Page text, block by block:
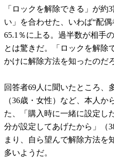
「ロックを解除できる」が約
い」を合わせた、いわば“配
65.1％に上る。過半数が相手
とは驚きだ。「ロックを解除
かけに解除方法を知ったのだ
回答者69人に聞いたところ、
（36歳・女性）など、本人か
た、「購入時に一緒に設定し
分が設定してあげたから」（
まり、自ら望んで解除方法を
多いようだ。